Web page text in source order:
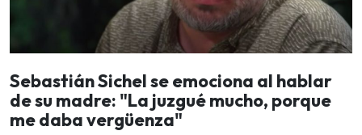
Sebastián Sichel se emociona al hablar
de su madre: "La juzgué mucho, porque
me daba vergüenza"